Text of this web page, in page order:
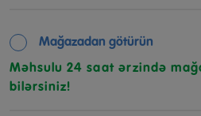
Mağazadan götürün
Məhsulu 24 saat ərzində
bilərsiniz!